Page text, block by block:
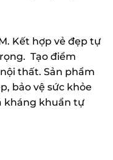
Kết hợp vẻ đẹp tự
Tạo điểm
thất. Sản phẩm
bảo vệ sức khỏe
kháng khuẩn tự